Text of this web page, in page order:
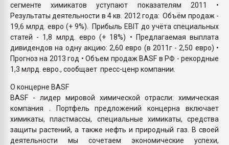
сегменте химикатов уступают показателям 2011 •
Результаты деятельности в 4 кв. 2012 года: Объём продаж -
19,6 млрд. евро (+ 9%). Прибыль EBIT до учёта специальных
статей - 1,8 млрд. евро (+ 18%) • Предлагаемая выплата
дивидендов на одну акцию: 2,60 евро (в 2011г - 2,50 евро) •
Прогноз на 2013 год • Объем продаж BASF в РФ - рекордные
1,3 млрд. евро., сообщает пресс-ценр компании.
О концерне BASF
BASF - лидер мировой химической отрасли: химическая
компания . Портфель предложений концерна включает
химикаты, пластмассы, специальные химикаты, средства
защиты растений, а также нефть и природный газ. В своей
деятельности мы сочетаем экономические успехи,